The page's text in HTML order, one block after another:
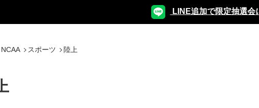
LINE追加で限定抽選会
NCAA スポーツ 陸上